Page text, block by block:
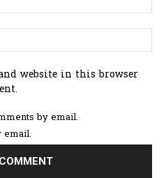
website in this browser
by email.